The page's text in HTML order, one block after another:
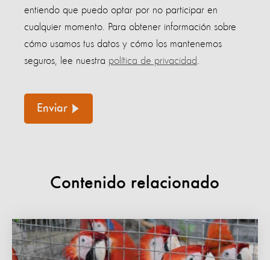
entiendo que puedo optar por no participar en
cualquier momento. Para obtener información sobre
cómo usamos tus datos y cómo los mantenemos
seguros, lee nuestra política de privacidad
Enviar
Contenido relacionado